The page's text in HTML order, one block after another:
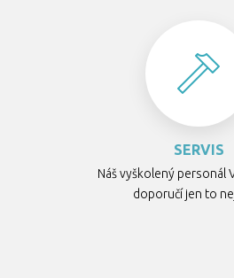
SERVIS
Náš vyškolený personál
doporučí jen to